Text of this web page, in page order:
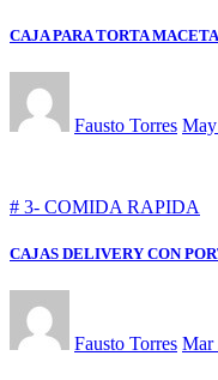
CAJA PARA TORTA MACETA
Fausto Torres
# 3- COMIDA RAPIDA
CAJAS DELIVERY CON
Fausto Torres Mar